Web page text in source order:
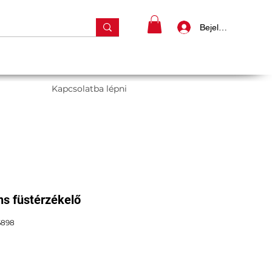
Bejelentkezés
Kapcsolatba lépni
füstérzékelő